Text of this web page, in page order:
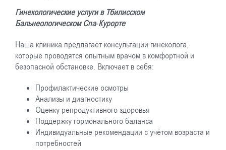
Гинекологические услуги в Тбилисском
Бальнеологическом Спа-Курорте
Наша клиника предлагает консультации гинеколога,
которые проводятся опытным врачом в комфортной и
безопасной обстановке. Включает в себя:
Профилактические осмотры
Анализы и диагностику
Оценку репродуктивного здоровья
Поддержку гормонального баланса
Индивидуальные рекомендации с учётом возраста и
потребностей